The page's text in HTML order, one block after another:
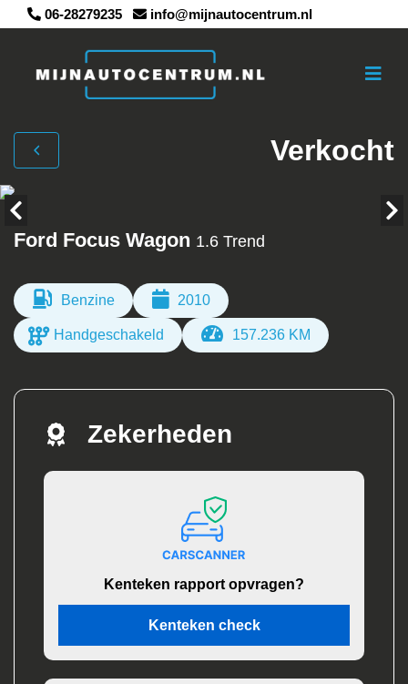
06-28279235 info@mijnautocentrum.nl
Verkocht
Ford Focus Wagon 1.6 Trend
Benzine 2010
Handgeschakeld 157.236 KM
Zekerheden
Kenteken rapport opvragen?
Kenteken check